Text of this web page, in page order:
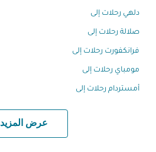
دلهي رحلات إلى
صلالة رحلات إلى
فرانكفورت رحلات إلى
مومباي رحلات إلى
أمستردام رحلات إلى
عرض المزيد